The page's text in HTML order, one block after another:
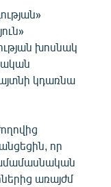
խոսնակ
կդառնա
որ
առայժմ